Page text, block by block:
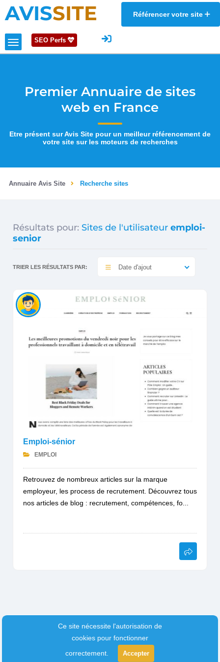
AVISSITE Référencer votre site
SEO Perfs
Premier Annuaire de sites
web en France
Etre présent sur Avis Site pour un meilleur référencement de
votre site sur les moteurs de recherches
Annuaire Avis Site Recherche sites
Résultats pour: Sites de l'utilisateur emploi-
senior
TRIER LES RÉSULTATS PAR: Date d'ajout
Emploi-sénior
EMPLOI
Retrouvez de nombreux articles sur la marque
employeur, les process de recrutement. Découvrez tous
nos articles de blog : recrutement, compétences, fo...
Ce site nécessite l'autorisation de
cookies pour fonctionner
correctement.
Accepter